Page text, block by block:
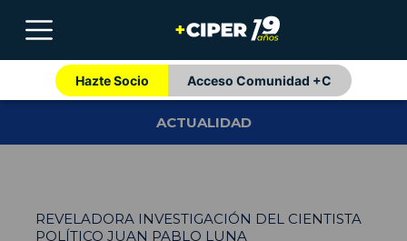
Hazte Socio Acceso Comunidad +C
ACTUALIDAD
REVELADORA INVESTIGACIÓN DEL CIENTISTA
POLÍTICO JUAN PABLO LUNA